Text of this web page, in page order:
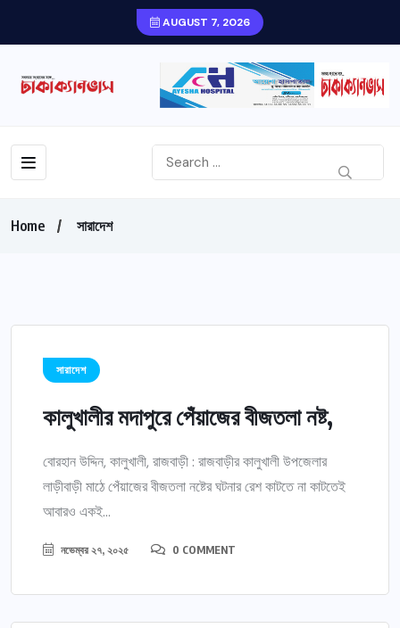
AUGUST 7, 2026
Home সারাদেশ
সারাদেশ
কালুখালীর মদাপুরে পেঁয়াজের বীজতলা নষ্ট,
বোরহান উদ্দিন, কালুখালী, রাজবাড়ী : রাজবাড়ীর কালুখালী উপজেলার
লাড়ীবাড়ী মাঠে পেঁয়াজের বীজতলা নষ্টের ঘটনার রেশ কাটতে না কাটতেই
আবারও একই...
নভেম্বর ২৭, ২০২৫ 0 COMMENT